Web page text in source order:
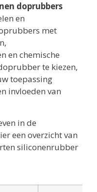
doprubbers
en
met
en chemische
te kiezen,
toepassing
invloeden van
in de
een overzicht van
siliconenrubber